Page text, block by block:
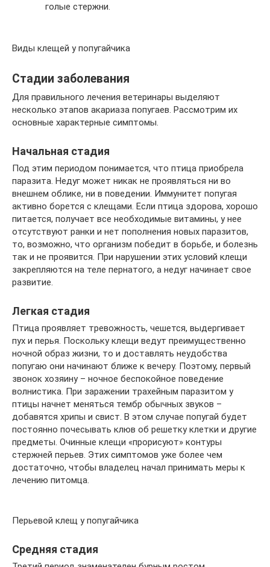
голые стержни.
Виды клещей у попугайчика
Стадии заболевания
Для правильного лечения ветеринары выделяют
несколько этапов акариаза попугаев. Рассмотрим их
основные характерные симптомы.
Начальная стадия
Под этим периодом понимается, что птица приобрела
паразита. Недуг может никак не проявляться ни во
внешнем облике, ни в поведении. Иммунитет попугая
активно борется с клещами. Если птица здорова, хорошо
питается, получает все необходимые витамины, у нее
отсутствуют ранки и нет пополнения новых паразитов,
то, возможно, что организм победит в борьбе, и болезнь
так и не проявится. При нарушении этих условий клещи
закрепляются на теле пернатого, а недуг начинает свое
развитие.
Легкая стадия
Птица проявляет тревожность, чешется, выдергивает
пух и перья. Поскольку клещи ведут преимущественно
ночной образ жизни, то и доставлять неудобства
попугаю они начинают ближе к вечеру. Поэтому, первый
звонок хозяину – ночное беспокойное поведение
волнистика. При заражении трахейным паразитом у
птицы начнет меняться тембр обычных звуков –
добавятся хрипы и свист. В этом случае попугай будет
постоянно почесывать клюв об решетку клетки и другие
предметы. Очинные клещи «прорисуют» контуры
стержней перьев. Этих симптомов уже более чем
достаточно, чтобы владелец начал принимать меры к
лечению питомца.
Перьевой клещ у попугайчика
Средняя стадия